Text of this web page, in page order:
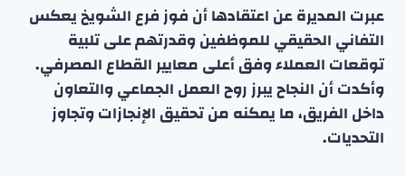
عبرت المديرة عن اعتقادها أن فوز فرع الشويخ يعكس
التفاني الحقيقي للموظفين وقدرتهم على تلبية
توقعات العملاء وفق أعلى معايير القطاع المصرفي.
وأكدت أن النجاح يبرز روح العمل الجماعي والتعاون
داخل الفريق، ما يمكنه من تحقيق الإنجازات وتجاوز
التحديات.